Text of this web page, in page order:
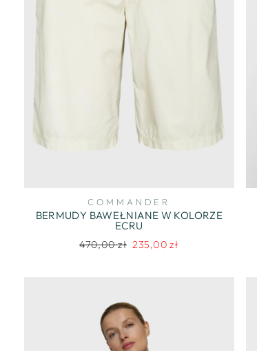
COMMANDER
BERMUDY BAWEŁNIANE W KOLORZE
ECRU
Regularna
470,00 zł Cena
235,00 zł